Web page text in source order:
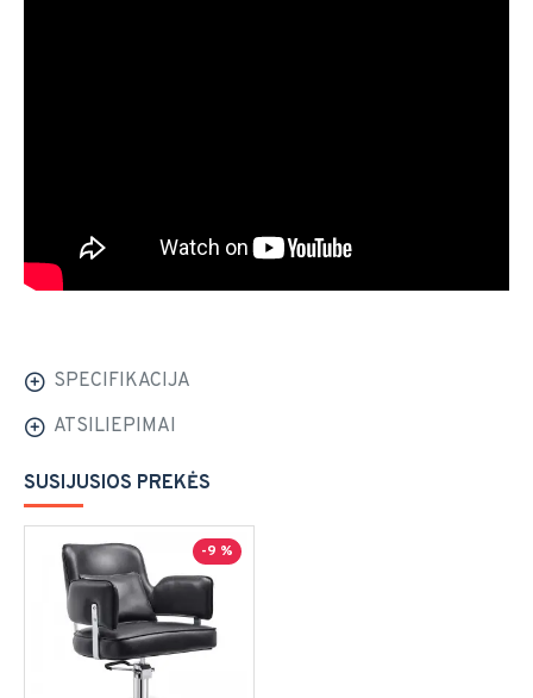
SPECIFIKACIJA
ATSILIEPIMAI
SUSIJUSIOS PREKĖS
-9 %